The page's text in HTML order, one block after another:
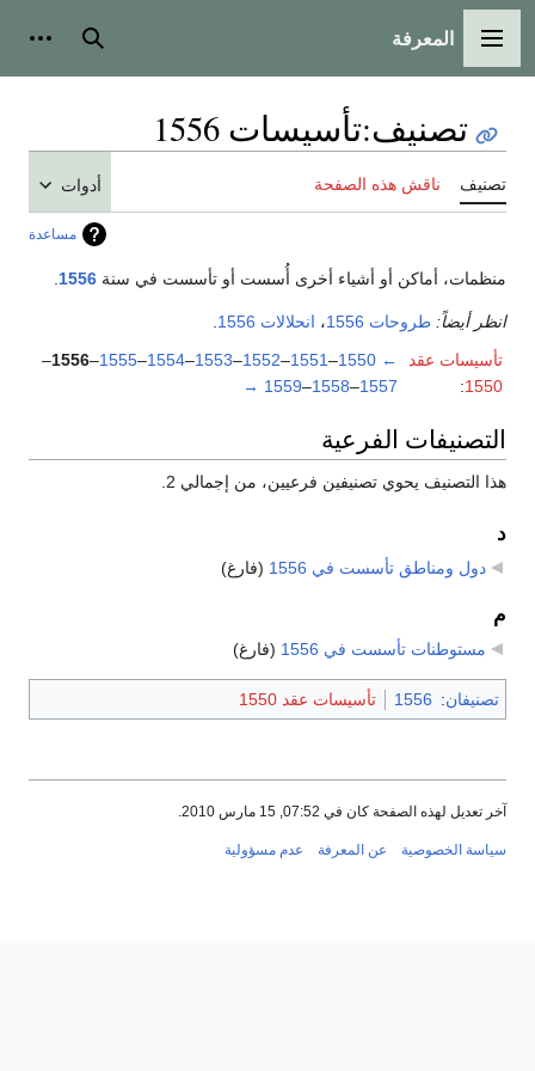
القائمة الرئيسية
المعرفة بحث
تصنيف:تأسيسات 1556
تصنيف ناقش هذه الصفحة أدوات
مساعدة
منظمات، أماكن أو أشياء أخرى أُسست أو تأسست في سنة 1556
انظر أيضاً: طروحات 1556 ، انحلالات 1556
تأسيسات عقد
1550
:
←
1550
–
1551
–
1552
–
1553
–
1554
–
1555
–
1556
–
1557
–
1558
–
1559
→
التصنيفات الفرعية
هذا التصنيف يحوي تصنيفين فرعيين، من إجمالي 2.
د
دول ومناطق تأسست في 1556 (فارغ)
م
مستوطنات تأسست في 1556 (فارغ)
تصنيفان:
1556 تأسيسات عقد 1550
آخر تعديل لهذه الصفحة كان في 07:52, 15 مارس 2010.
سياسة الخصوصية عن المعرفة عدم مسؤولية